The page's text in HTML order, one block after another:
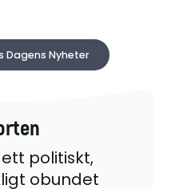
Dagens Nyheter
politiskt,
obundet